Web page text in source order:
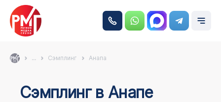
... Сэмплинг Анапа
Сэмплинг в Анапе